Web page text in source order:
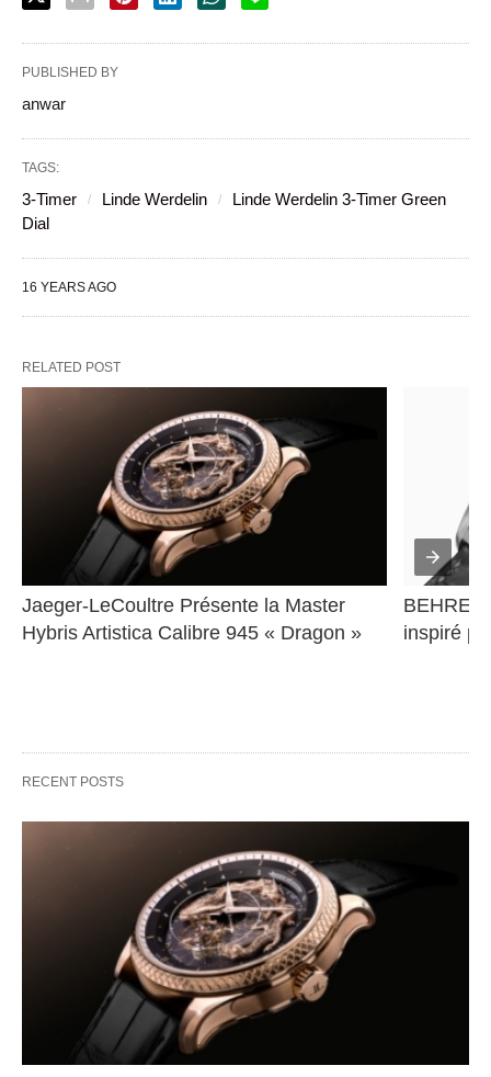
PUBLISHED BY
anwar
TAGS:
3-Timer Linde Werdelin
Linde Werdelin 3-Timer Green
Dial
16 YEARS AGO
RELATED POST
Jaeger-LeCoultre Présente la Master
Hybris Artistica Calibre 945 « Dragon »
inspiré
RECENT POSTS